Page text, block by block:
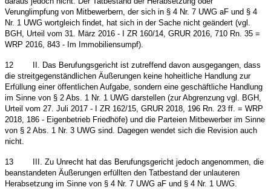
Verunglimpfung von Mitbewerbern, der sich in § 4 Nr. 7 UWG aF und § 4
Nr. 1 UWG wortgleich findet, hat sich in der Sache nicht geändert (vgl.
BGH, Urteil vom 31. März 2016 - I ZR 160/14, GRUR 2016, 710 Rn. 35 =
WRP 2016, 843 - Im Immobiliensumpf).
12
II. Das Berufungsgericht ist zutreffend davon ausgegangen, dass
die streitgegenständlichen Äußerungen keine hoheitliche Handlung zur
Erfüllung einer öffentlichen Aufgabe, sondern eine geschäftliche Handlung
im Sinne von § 2 Abs. 1 Nr. 1 UWG darstellen (zur Abgrenzung vgl. BGH,
Urteil vom 27. Juli 2017 - I ZR 162/15, GRUR 2018, 196 Rn. 23 ff. = WRP
2018, 186 - Eigenbetrieb Friedhöfe) und die Parteien Mitbewerber im Sinne
von § 2 Abs. 1 Nr. 3 UWG sind. Dagegen wendet sich die Revision auch
nicht.
13
III. Zu Unrecht hat das Berufungsgericht jedoch angenommen, die
beanstandeten Äußerungen erfüllten den Tatbestand der unlauteren
Herabsetzung im Sinne von § 4 Nr. 7 UWG aF und § 4 Nr. 1 UWG.